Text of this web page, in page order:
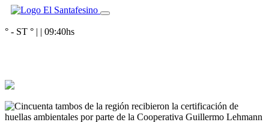
° - ST ° | | 09:40hs